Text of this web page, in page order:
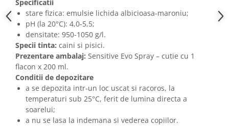
Specificatii
stare fizica: emulsie lichida albicioasa-maroniu;
pH (la 20°C): 4,0-5,5;
densitate: 950-1050 g/l.
Specii tinta: caini si pisici.
Prezentare ambalaj: Sensitive Evo Spray – cutie cu 1
flacon x 200 ml.
Conditii de depozitare
a se depozita intr-un loc uscat si racoros, la
temperaturi sub 25°C, ferit de lumina directa a
soarelui;
a nu se lasa la indemana si vederea copiilor.